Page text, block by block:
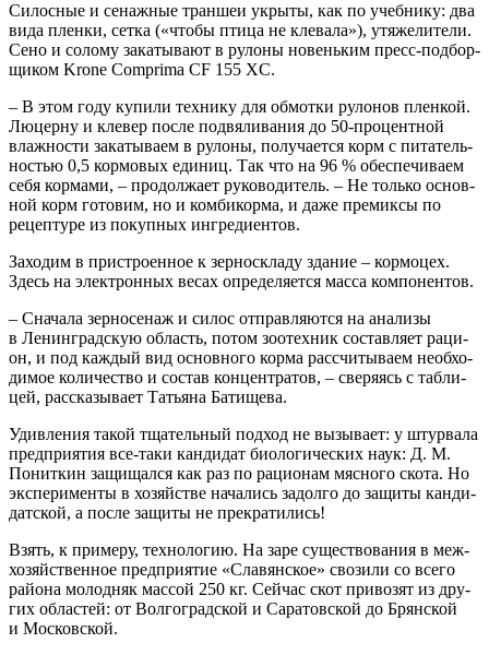
Силос­ные и сенаж­ные тран­шеи укры­ты, как по учеб­ни­ку: два
вида плен­ки, сет­ка («что­бы пти­ца не кле­ва­ла»), утя­же­ли­те­ли.
Сено и соло­му зака­ты­ва­ют в руло­ны новень­ким пресс-под­бор­
щи­ком Krone Comprima CF 155 XC.
– В этом году купи­ли тех­ни­ку для обмот­ки руло­нов плен­кой.
Люцер­ну и кле­вер после под­вя­ли­ва­ния до 50‑процентной
влаж­но­сти зака­ты­ва­ем в руло­ны, полу­ча­ет­ся корм с пита­тель­
но­стью 0,5 кор­мо­вых еди­ниц. Так что на 96 % обес­пе­чи­ва­ем
себя кор­ма­ми, – про­дол­жа­ет руко­во­ди­тель. – Не толь­ко основ­
ной корм гото­вим, но и ком­би­кор­ма, и даже пре­ми­к­сы по
рецеп­ту­ре из покуп­ных ингредиентов.
Захо­дим в при­стро­ен­ное к зер­но­скла­ду зда­ние – кор­мо­цех.
Здесь на элек­трон­ных весах опре­де­ля­ет­ся мас­са компонентов.
– Сна­ча­ла зер­но­се­наж и силос отправ­ля­ют­ся на ана­ли­зы
в Ленин­град­скую область, потом зоо­тех­ник состав­ля­ет раци­
он, и под каж­дый вид основ­но­го кор­ма рас­счи­ты­ва­ем необ­хо­
ди­мое коли­че­ство и состав кон­цен­тра­тов, – све­ря­ясь с таб­ли­
цей, рас­ска­зы­ва­ет Татья­на Батищева.
Удив­ле­ния такой тща­тель­ный под­ход не вызы­ва­ет: у штур­ва­ла
пред­при­я­тия все-таки кан­ди­дат био­ло­ги­че­ских наук: Д. М.
Понит­кин защи­щал­ся как раз по раци­о­нам мяс­но­го ско­та. Но
экс­пе­ри­мен­ты в хозяй­стве нача­лись задол­го до защи­ты кан­ди­
дат­ской, а после защи­ты не прекратились!
Взять, к при­ме­ру, тех­но­ло­гию. На заре суще­ство­ва­ния в меж­
хо­зяй­ствен­ное пред­при­я­тие «Сла­вян­ское» сво­зи­ли со все­го
рай­о­на молод­няк мас­сой 250 кг. Сей­час скот при­во­зят из дру­
гих обла­стей: от Вол­го­град­ской и Сара­тов­ской до Брян­ской
и Московской.